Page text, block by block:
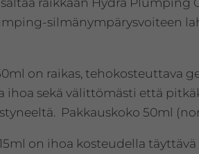
silmänympärysvoiteen
on raikas, tehokosteuttava
sekä välittömästi että
Pakkauskoko 50ml
on ihoa kosteudella täyttävä